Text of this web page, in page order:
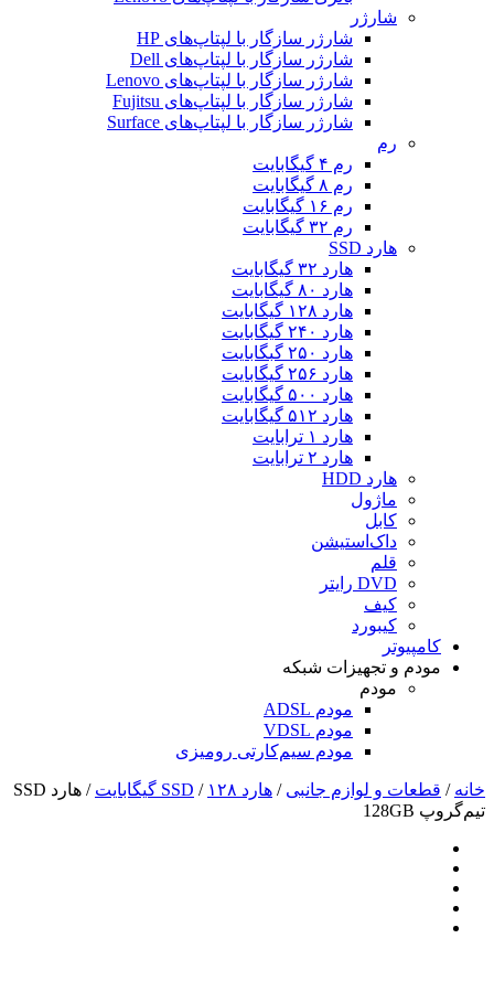
شارژر
شارژر سازگار با لپتاپ‌های HP
شارژر سازگار با لپتاپ‌های Dell
شارژر سازگار با لپتاپ‌های Lenovo
شارژر سازگار با لپتاپ‌های Fujitsu
شارژر سازگار با لپتاپ‌های Surface
رم
رم ۴ گیگابایت
رم ۸ گیگابایت
رم ۱۶ گیگابایت
رم ۳۲ گیگابایت
هارد SSD
هارد ۳۲ گیگابایت
هارد ۸۰ گیگابایت
هارد ۱۲۸ گیگابایت
هارد ۲۴۰ گیگابایت
هارد ۲۵۰ گبگابایت
هارد ۲۵۶ گیگابایت
هارد ۵۰۰ گیگابایت
هارد ۵۱۲ گیگابایت
هارد ۱ ترابایت
هارد ۲ ترابایت
هارد HDD
ماژول
کابل
داک‌استیشن
قلم
DVD رایتر
کیف
کیبورد
کامپیوتر
مودم و تجهیزات شبکه
مودم
مودم ADSL
مودم VDSL
مودم سیم‌کارتی رومیزی
خانه / قطعات و لوازم جانبی / هارد SSD / ۱۲۸ گیگابایت
/ هارد SSD
تیم‌گروپ 128GB